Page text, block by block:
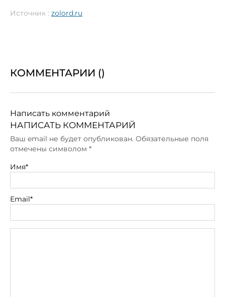
Источник : zolord.ru
КОММЕНТАРИИ ()
Написать комментарий
НАПИСАТЬ КОММЕНТАРИЙ
Ваш email не будет опубликован. Обязательные поля
отмечены символом *
Имя*
Email*